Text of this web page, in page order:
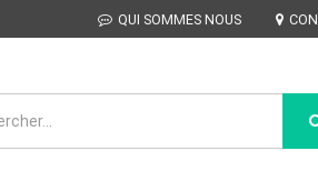
QUI SOMMES NOUS